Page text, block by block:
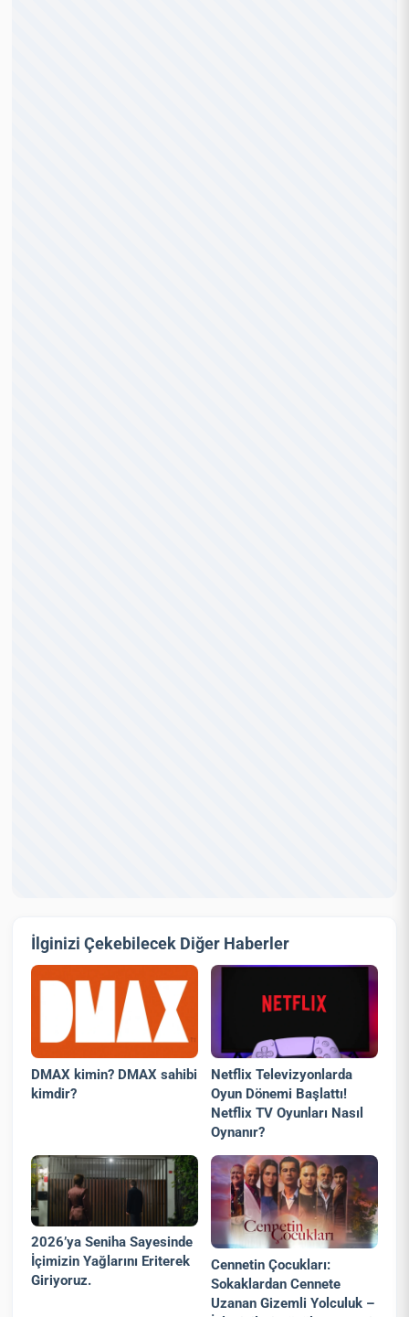
İlginizi Çekebilecek Diğer Haberler
DMAX kimin? DMAX sahibi
kimdir?
Netflix Televizyonlarda
Oyun Dönemi Başlattı!
Netflix TV Oyunları Nasıl
Oynanır?
2026’ya Seniha Sayesinde
İçimizin Yağlarını Eriterek
Giriyoruz.
Cennetin Çocukları:
Sokaklardan Cennete
Uzanan Gizemli Yolculuk –